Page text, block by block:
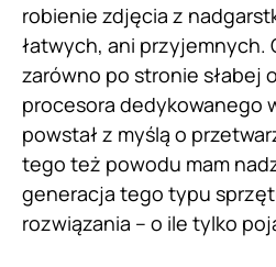
robienie zdjęcia z
łatwych, ani przyjemnych.
zarówno po stronie słabej
procesora dedykowanego
powstał z myślą o
tego też powodu mam
generacja tego typu
rozwiązania – o ile tylko